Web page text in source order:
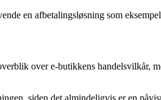
en afbetalingsløsning som
over e-butikkens handelsvilkår,
siden det almindeligvis er en